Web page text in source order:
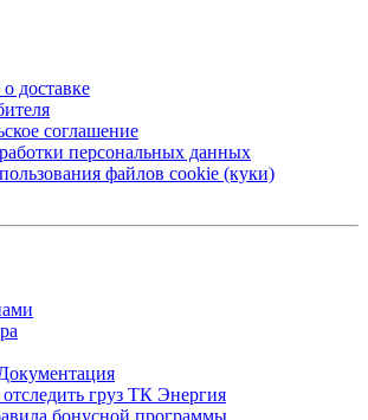
доставке
соглашение
персональных данных
файлов cookie (куки)
отследить груз ТК Энергия
бонусной программы